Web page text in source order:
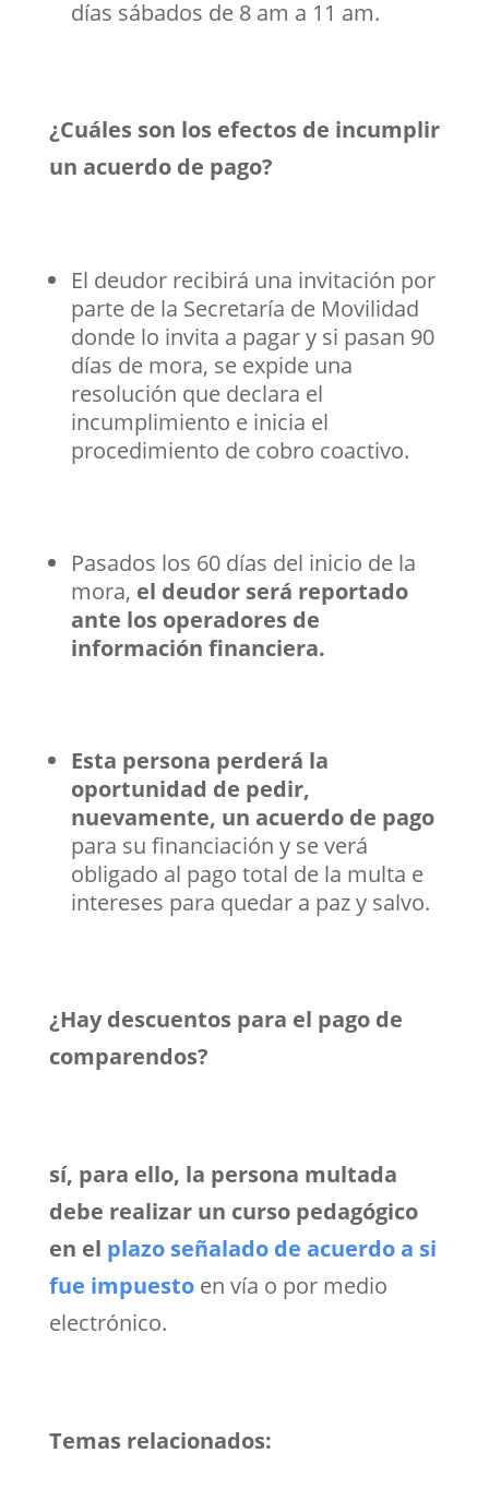
días sábados de 8 am a 11 am.
¿Cuáles son los efectos de incumplir
un acuerdo de pago?
El deudor recibirá una invitación por
parte de la Secretaría de Movilidad
donde lo invita a pagar y si pasan 90
días de mora, se expide una
resolución que declara el
incumplimiento e inicia el
procedimiento de cobro coactivo.
Pasados los 60 días del inicio de la
mora, el deudor será reportado
ante los operadores de
información financiera.
Esta persona perderá la
oportunidad de pedir,
nuevamente, un acuerdo de pago
para su financiación y se verá
obligado al pago total de la multa e
intereses para quedar a paz y salvo.
¿Hay descuentos para el pago de
comparendos?
sí, para ello, la persona multada
debe realizar un curso pedagógico
en el plazo señalado de acuerdo a si
fue impuesto en vía o por medio
electrónico.
Temas relacionados: